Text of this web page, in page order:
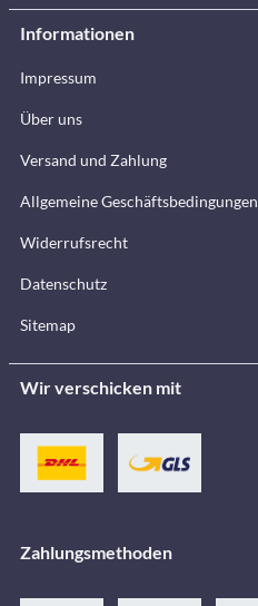
Informationen
Impressum
Über uns
Versand und Zahlung
Allgemeine Geschäftsbedingungen
Widerrufsrecht
Datenschutz
Sitemap
Wir verschicken mit
Zahlungsmethoden